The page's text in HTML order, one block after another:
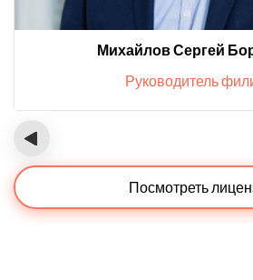
Михайлов Сергей
Руководитель
‹
Посмотреть